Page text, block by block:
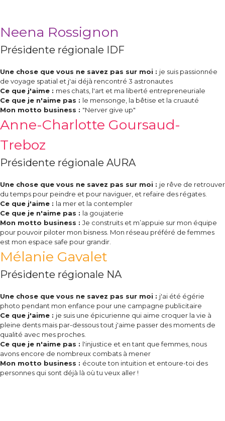
Neena Rossignon
Présidente régionale IDF
Une chose que vous ne savez pas sur moi : je suis passionnée
de voyage spatial et j'ai déjà rencontré 3 astronautes
Ce que j'aime : mes chats, l'art et ma liberté entrepreneuriale
Ce que je n'aime pas : le mensonge, la bêtise et la cruauté
Mon motto business : "Nerver give up"
Anne-Charlotte Goursaud-
Treboz
Présidente régionale AURA
Une chose que vous ne savez pas sur moi : je rêve de retrouver
du temps pour peindre et pour naviguer, et refaire des régates.
Ce que j'aime : la mer et la contempler
Ce que je n'aime pas : la goujaterie
Mon motto business : Je construits et m’appuie sur mon équipe
pour pouvoir piloter mon bisness. Mon réseau préféré de femmes
est mon espace safe pour grandir.
Mélanie Gavalet
Présidente régionale NA
Une chose que vous ne savez pas sur moi : j'ai été égérie
photo pendant mon enfance pour une campagne publicitaire
Ce que j'aime : je suis une épicurienne qui aime croquer la vie à
pleine dents mais par-dessous tout j'aime passer des moments de
qualité avec mes proches.
Ce que je n'aime pas : l'injustice et en tant que femmes, nous
avons encore de nombreux combats à mener
Mon motto business : écoute ton intuition et entoure-toi des
personnes qui sont déjà là où tu veux aller !